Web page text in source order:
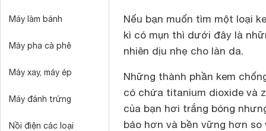
Máy làm bánh
Máy pha cà phê
Máy xay, máy ép
Máy đánh trứng
Nồi điện các loại
Nếu bạn muốn tìm một loại
kì có mụn thì dưới đây là
nhiên dịu nhẹ cho làn da.
Những thành phần kem
có chứa titanium dioxide và
của bạn hơi trắng bóng
bảo hơn và bền vững hơn so